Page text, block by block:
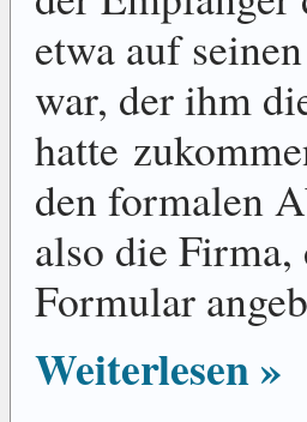
etwa auf
war, der ihm
hatte
den formalen
also die Firma,
Formular
Weiterlesen »